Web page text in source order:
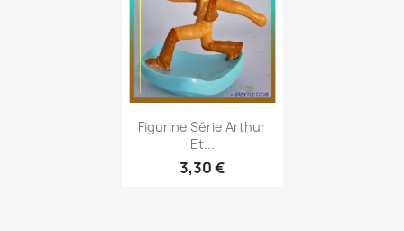
Aperçu rapide
Figurine Série Arthur
Et...
3,30 €